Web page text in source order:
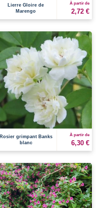
Lierre Gloire de
Marengo
À partir de
2,72 €
Rosier grimpant Banks
blanc
À partir de
6,30 €